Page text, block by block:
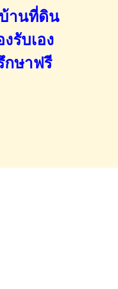
านที่ดิน
รับเอง
กษาฟรี